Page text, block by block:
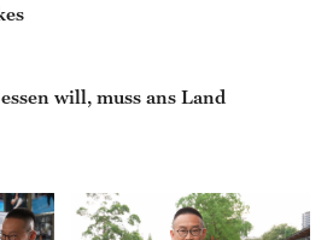
will, muss ans Land